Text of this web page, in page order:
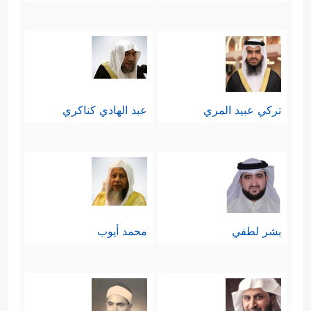
تركي عبيد المري عبد الهادي كناكري
بشر لطفي محمد أيوب